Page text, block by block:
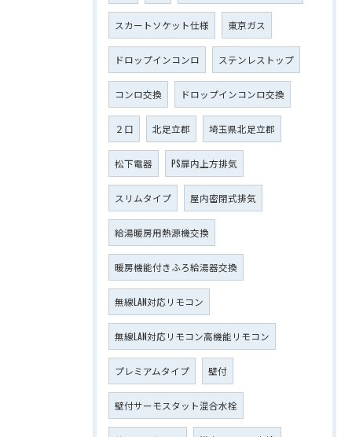
スカートソケット仕様 東京ガス
ドロップインコンロ ステンレストップ
コンロ交換 ドロップインコンロ交換
２口 北足立郡 埼玉県北足立郡
松下電器 PS扉内上方排気
スリムタイプ 屋内密閉式排気
給湯暖房用熱源機交換
暖房機能付きふろ給湯器交換
無線LAN対応リモコン
無線LAN対応リモコン高機能リモコン
プレミアムタイプ 壁付
壁付サーモスタット混合水栓